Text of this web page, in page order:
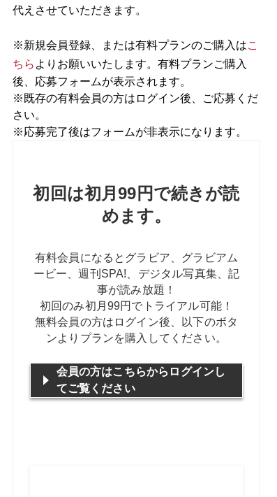
代えさせていただきます。
※新規会員登録、または有料プランのご購入はこ
ちら よりお願いいたします。有料プランご購入
後、応募フォームが表示されます。
※既存の有料会員の方はログイン後、ご応募くだ
さい。